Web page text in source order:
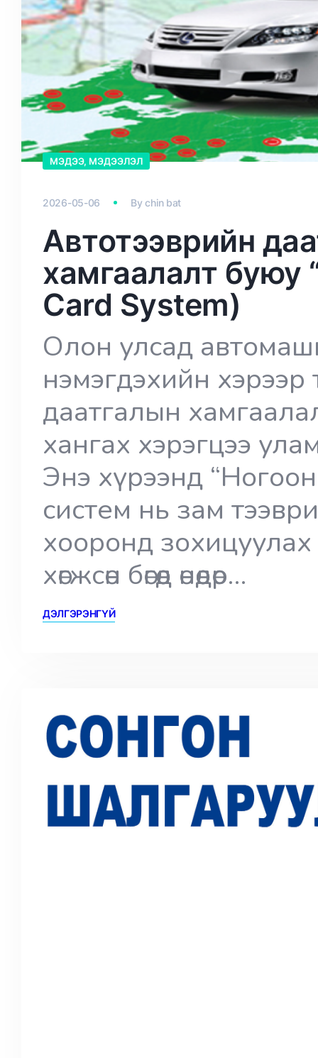
МЭДЭЭ, МЭДЭЭЛЭЛ
2026-05-06 Bychin bat
Автотээврийн
хамгаалалт буюу
Card System)
Олон улсад
нэмэгдэхийн
даатгалын
хангах хэрэгцээ
Энэ хүрээнд
систем нь зам
хооронд
хөгжсөн бөгөөд өнөөдөр…
ДЭЛГЭРЭНГҮЙ